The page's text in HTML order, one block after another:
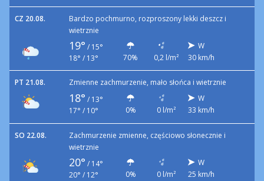
CZ 20.08.
Bardzo pochmurno, rozproszony lekki deszcz i
wietrznie
19° / 15°
18° / 13°
70% 0,2 l/m²
W
30 km/h
PT 21.08. Zmienne zachmurzenie, mało słońca i wietrznie
18° / 13°
17° / 10°
0% 0 l/m²
W
33 km/h
SO 22.08.
Zachmurzenie zmienne, częściowo słonecznie i
wietrznie
20° / 14°
20° / 12°
0% 0 l/m²
W
25 km/h